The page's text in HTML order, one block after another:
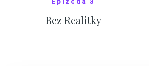
Epizoda 3
Bez Realitky